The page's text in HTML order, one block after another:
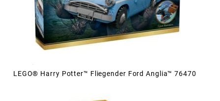
LEGO® Harry Potter™ Fliegender Ford Anglia™ 76470